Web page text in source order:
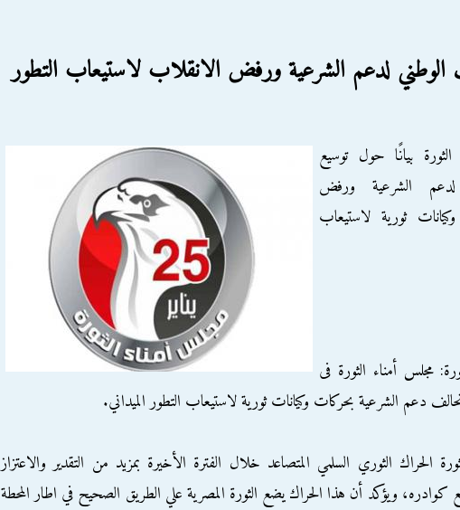
الوطني لدعم الشرعية ورفض الانقلاب لاستيعاب التطور
بيانًا حول توسيع
لدعم الشرعية ورفض
ثورية لاستيعاب
مجلس أمناء الثورة فى
دعم الشرعية بحركات وكيانات ثورية لاستيعاب التطور الميداني.
الحراك الثوري السلمي المتصاعد خلال الفترة الأخيرة بمزيد من التقدير والاعتزاز
كوادره، ويؤكد أن هذا الحراك يضع الثورة المصرية علي الطريق الصحيح في اطار المحطة